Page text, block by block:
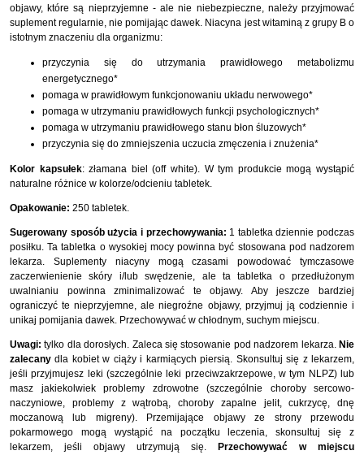
objawy, które są nieprzyjemne - ale nie niebezpieczne, należy przyjmować
suplement regularnie, nie pomijając dawek. Niacyna jest witaminą z grupy B o
istotnym znaczeniu dla organizmu:
przyczynia się do utrzymania prawidłowego metabolizmu
energetycznego*
pomaga w prawidłowym funkcjonowaniu układu nerwowego*
pomaga w utrzymaniu prawidłowych funkcji psychologicznych*
pomaga w utrzymaniu prawidłowego stanu błon śluzowych*
przyczynia się do zmniejszenia uczucia zmęczenia i znużenia*
Kolor kapsułek: złamana biel (off white). W tym produkcie mogą wystąpić
naturalne różnice w kolorze/odcieniu tabletek.
Opakowanie: 250 tabletek.
Sugerowany sposób użycia i przechowywania: 1 tabletka dziennie podczas
posiłku. Ta tabletka o wysokiej mocy powinna być stosowana pod nadzorem
lekarza. Suplementy niacyny mogą czasami powodować tymczasowe
zaczerwienienie skóry i/lub swędzenie, ale ta tabletka o przedłużonym
uwalnianiu powinna zminimalizować te objawy. Aby jeszcze bardziej
ograniczyć te nieprzyjemne, ale niegroźne objawy, przyjmuj ją codziennie i
unikaj pomijania dawek. Przechowywać w chłodnym, suchym miejscu.
Uwagi: tylko dla dorosłych. Zaleca się stosowanie pod nadzorem lekarza. Nie
zalecany dla kobiet w ciąży i karmiących piersią. Skonsultuj się z lekarzem,
jeśli przyjmujesz leki (szczególnie leki przeciwzakrzepowe, w tym NLPZ) lub
masz jakiekolwiek problemy zdrowotne (szczególnie choroby sercowo-
naczyniowe, problemy z wątrobą, choroby zapalne jelit, cukrzycę, dnę
moczanową lub migreny). Przemijające objawy ze strony przewodu
pokarmowego mogą wystąpić na początku leczenia, skonsultuj się z
lekarzem, jeśli objawy utrzymują się.
Przechowywać w miejscu